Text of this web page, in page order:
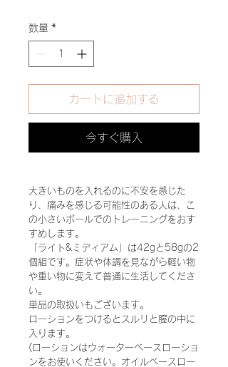
数量 *
カートに追加する
今すぐ購入
大きいものを入れるのに不安を感じた
り、痛みを感じる可能性のある人は、こ
の小さいボールでのトレーニングをおす
すめします。
「ライト&ミディアム」は42gと58gの2
個組です。症状や体調を見ながら軽い物
や重い物に変えて普通に生活してくださ
い。
単品の取扱いもございます。
ローションをつけるとスルリと膣の中に
入ります。
(ローションはウォーターベースローショ
ンをお使いください。オイルベースロー